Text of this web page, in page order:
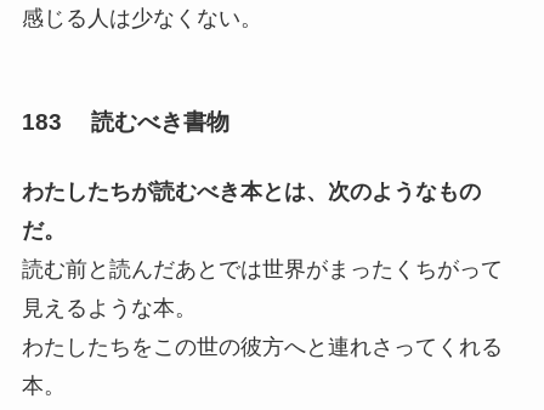
感じる人は少なくない。
183 読むべき書物
わたしたちが読むべき本とは、次のようなもの
だ。
読む前と読んだあとでは世界がまったくちがって
見えるような本。
わたしたちをこの世の彼方へと連れさってくれる
本。